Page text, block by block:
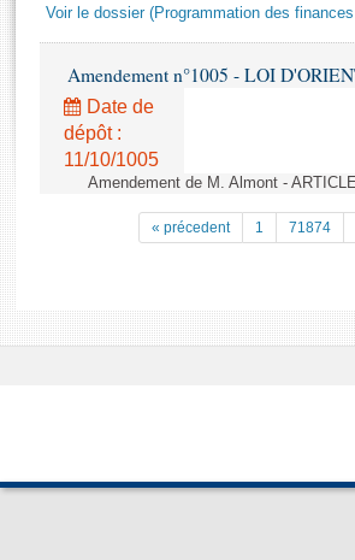
Rapports d'information
Rapports d'enquête
Rapports législatifs
Rapports sur l'application des lois
Baromètre de l’application des lois
Questions écrites et orales
Comptes rendus des débats
Anciennes législatures
Voir le dossier (Programmation des
Amendement n°1005 - LOI
Date de
dépôt :
11/10/1005
Amendement de M. Almont -
« précedent 1 71874